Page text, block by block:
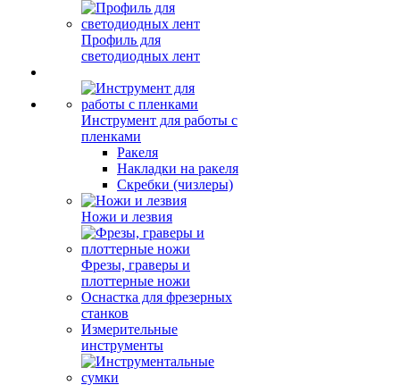
Профиль для
светодиодных лент
Инструмент для работы с
пленками
Ракеля
Накладки на ракеля
Скребки (чизлеры)
Ножи и лезвия
Фрезы, граверы и
плоттерные ножи
Оснастка для фрезерных
станков
Измерительные
инструменты